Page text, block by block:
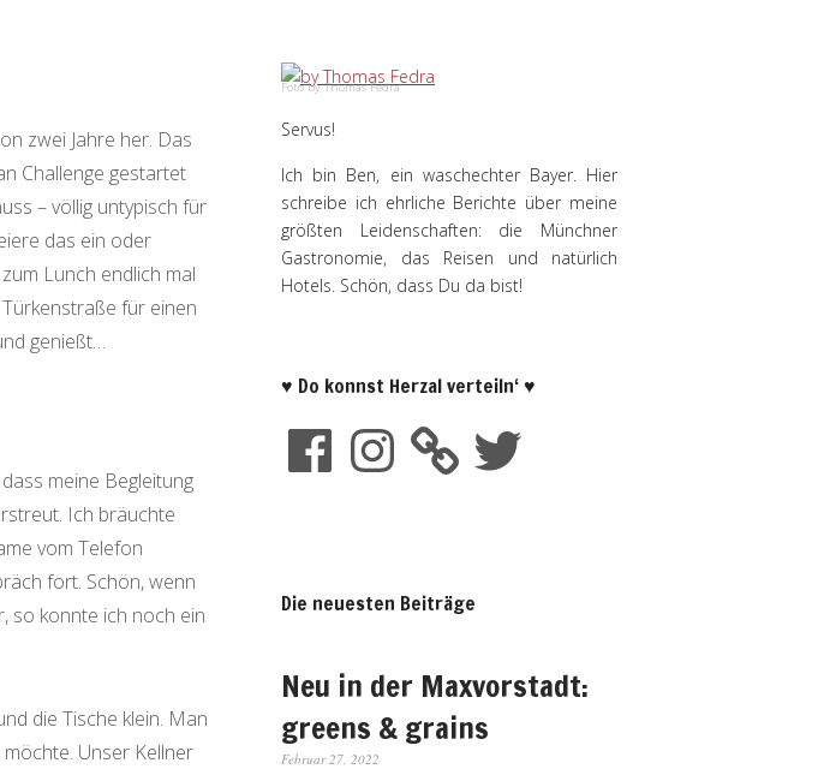
zwei Jahre her. Das
Challenge gestartet
– völlig untypisch für
das ein oder
Lunch endlich mal
für einen
genießt…
meine Begleitung
Ich bräuchte
vom Telefon
fort. Schön, wenn
so konnte ich noch ein
die Tische klein. Man
Unser Kellner
Foto by Thomas Fedra
Servus!
Ich bin Ben, ein waschechter Bayer. Hier
schreibe ich ehrliche Berichte über meine
größten Leidenschaften: die Münchner
Gastronomie, das Reisen und natürlich
Hotels. Schön, dass Du da bist!
♥ Do konnst Herzal verteiln‘ ♥
Die neuesten Beiträge
Neu in der Maxvorstadt:
greens & grains
Februar 27, 2022